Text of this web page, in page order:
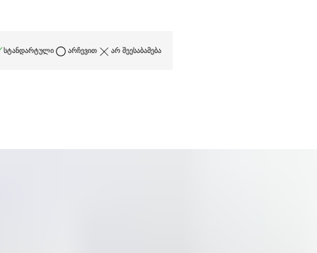
სტანდარტული არჩევით არ შეესაბამება